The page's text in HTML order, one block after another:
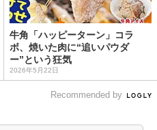
牛角「ハッピーターン」コラ
ボ、焼いた肉に“追いパウダ
ー”という狂気
2026年5月22日
Recommended by